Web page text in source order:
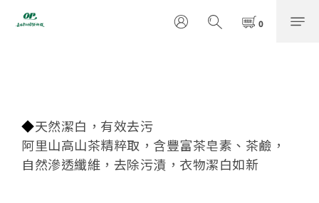
◆天然潔白，有效去污
阿里山高山茶精粹取，含豐富茶皂素、茶鹼，
自然滲透纖維，去除污漬，衣物潔白如新